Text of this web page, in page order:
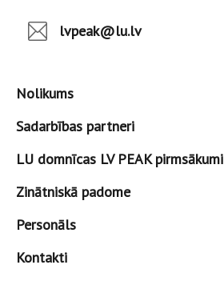
lvpeak@lu.lv
Nolikums
Sadarbības partneri
LU domnīcas LV PEAK pirmsākumi
Zinātniskā padome
Personāls
Kontakti